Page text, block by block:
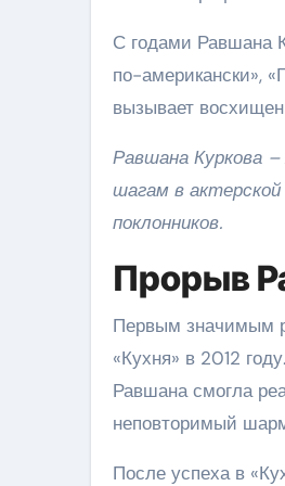
С годами Равшана
по-американски»,
вызывает
Равшана Куркова
шагам в
поклонников.
Прорыв
Первым значимым
«Кухня» в 2012
Равшана смогла
неповторимый
После успеха в